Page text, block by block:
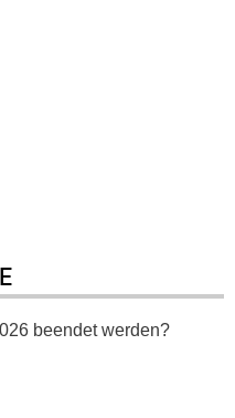
beendet werden?